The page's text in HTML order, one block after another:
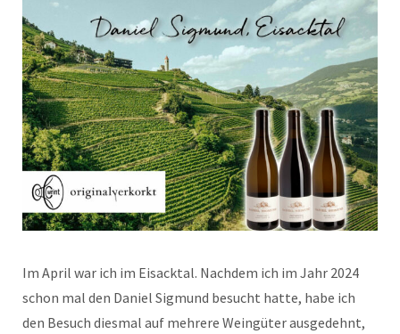
Im April war ich im Eisacktal. Nachdem ich im Jahr 2024
schon mal den Daniel Sigmund besucht hatte, habe ich
den Besuch diesmal auf mehrere Weingüter ausgedehnt,